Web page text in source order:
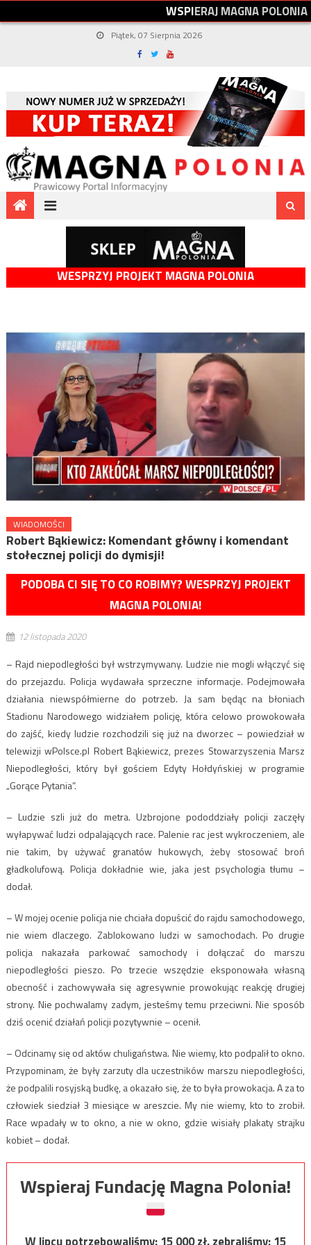
WSPIERAJMAGNAPOLONIA
Piątek, 07 Sierpnia 2026
WESPRZYJ PROJEKT MAGNA POLONIA
WIADOMOŚCI
Robert Bąkiewicz: Komendant główny i komendant
stołecznej policji do dymisji!
PODOBA CI SIĘ TO CO ROBIMY? WESPRZYJ PROJEKT
MAGNA POLONIA!
12 listopada 2020
– Rajd niepodległości był wstrzymywany. Ludzie nie mogli włączyć się
do przejazdu. Policja wydawała sprzeczne informacje. Podejmowała
działania niewspółmierne do potrzeb. Ja sam będąc na błoniach
Stadionu Narodowego widziałem policję, która celowo prowokowała
do zajść, kiedy ludzie rozchodzili się już na dworzec – powiedział w
telewizji wPolsce.pl Robert Bąkiewicz, prezes Stowarzyszenia Marsz
Niepodległości, który był gościem Edyty Hołdyńskiej w programie
„Gorące Pytania”.
– Ludzie szli już do metra. Uzbrojone pododdziały policji zaczęły
wyłapywać ludzi odpalających race. Palenie rac jest wykroczeniem, ale
nie takim, by używać granatów hukowych, żeby stosować broń
gładkolufową. Policja dokładnie wie, jaka jest psychologia tłumu –
dodał.
– W mojej ocenie policja nie chciała dopuścić do rajdu samochodowego,
nie wiem dlaczego. Zablokowano ludzi w samochodach. Po drugie
policja nakazała parkować samochody i dołączać do marszu
niepodległości pieszo. Po trzecie wszędzie eksponowała własną
obecność i zachowywała się agresywnie prowokując reakcję drugiej
strony. Nie pochwalamy zadym, jesteśmy temu przeciwni. Nie sposób
dziś ocenić działań policji pozytywnie – ocenił.
– Odcinamy się od aktów chuligaństwa. Nie wiemy, kto podpalił to okno.
Przypominam, że były zarzuty dla uczestników marszu niepodległości,
że podpalili rosyjską budkę, a okazało się, że to była prowokacja. A za to
człowiek siedział 3 miesiące w areszcie. My nie wiemy, kto to zrobił.
Race wpadały w to okno, a nie w okno, gdzie wisiały plakaty strajku
kobiet – dodał.
Wspieraj Fundację Magna Polonia!